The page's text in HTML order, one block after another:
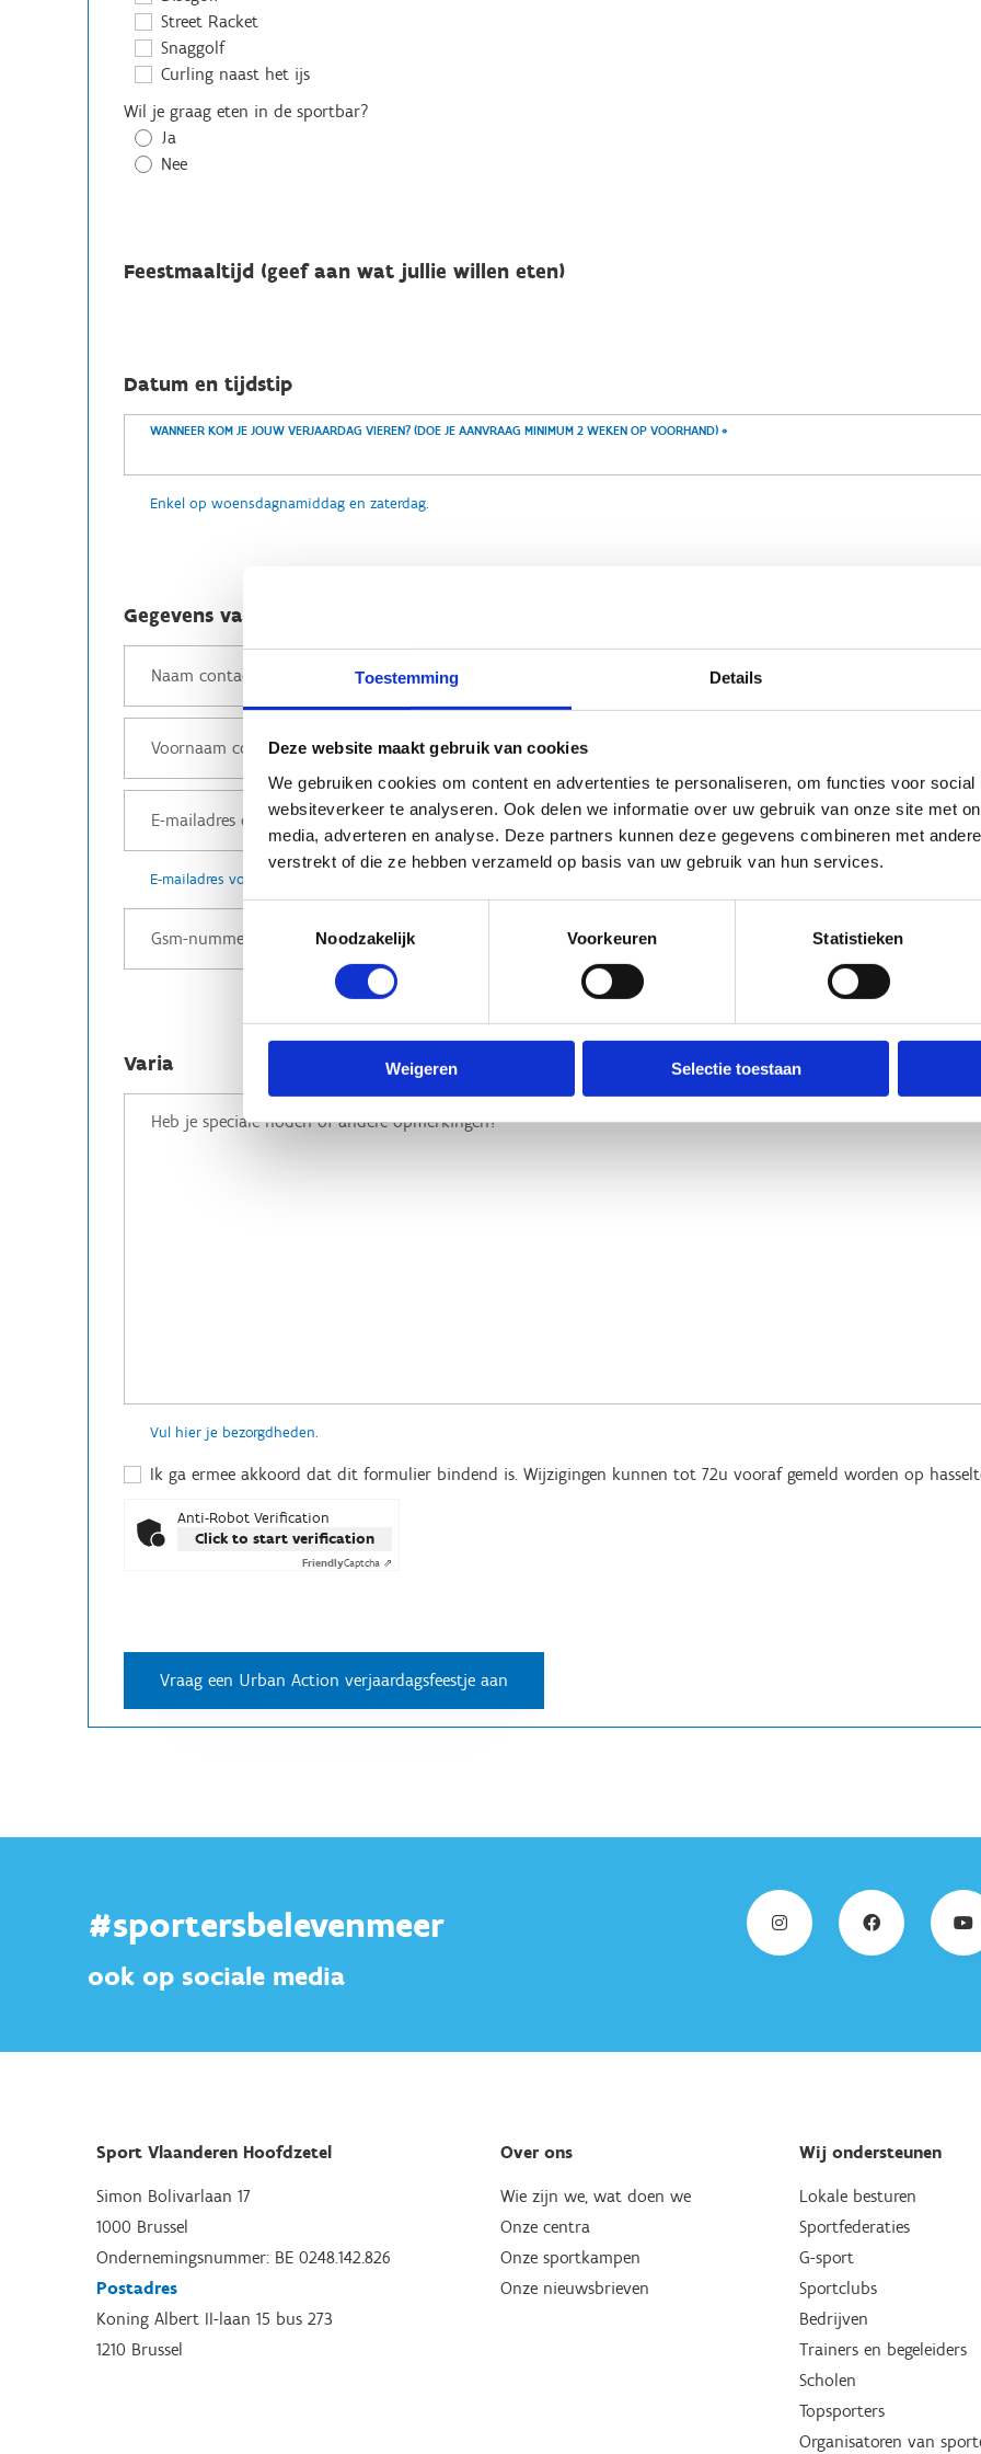
Toestemming Details
Deze website maakt gebruik van cookies
We gebruiken cookies om content en advertenties te personaliseren, om functies voor social
websiteverkeer te analyseren. Ook delen we informatie over uw gebruik van onze site met
media, adverteren en analyse. Deze partners kunnen deze gegevens combineren met
verstrekt of die ze hebben verzameld op basis van uw gebruik van hun services.
Toestemmingsselectie
Noodzakelijk
Voorkeuren Statistieken
Weigeren Selectie toestaan
Street Racket
Snaggolf
Curling naast het ijs
Wil je graag eten in de sportbar?
Ja
Nee
Feestmaaltijd (geef aan wat jullie willen eten)
Datum en tijdstip
WANNEER KOM JE JOUW VERJAARDAG VIEREN? (DOE JE AANVRAAG MINIMUM 2 WEKEN OP VOORHAND) *
Enkel op woensdagnamiddag en zaterdag.
Gegevens van de organisator
E-mailadres voor bevestiging
Varia
Vul hier je bezorgdheden.
Ik ga ermee akkoord dat dit formulier bindend is. Wijzigingen kunnen tot 72u vooraf gemeld worden op
Anti-Robot Verification
Click to start verification
FriendlyCaptcha ⇗
#sportersbelevenmeer
ook op sociale media
Sport Vlaanderen Hoofdzetel
Simon Bolivarlaan 17
1000 Brussel
Ondernemingsnummer: BE 0248.142.826
Postadres
Koning Albert II-laan 15 bus 273
1210 Brussel
Over ons
Wie zijn we, wat doen we
Onze centra
Onze sportkampen
Onze nieuwsbrieven
Wij ondersteunen
Lokale besturen
Sportfederaties
G-sport
Sportclubs
Bedrijven
Trainers en begeleiders
Scholen
Topsporters
Organisatoren van